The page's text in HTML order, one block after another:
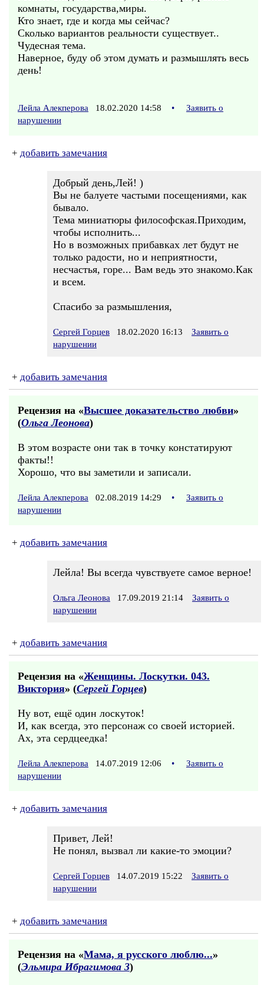
комнаты, государства,миры.
Кто знает, где и когда мы сейчас?
Сколько вариантов реальности существует..
Чудесная тема.
Наверное, буду об этом думать и размышлять весь
день!
Лейла Алекперова 18.02.2020 14:58 •
Заявить о
нарушении
+ добавить замечания
Добрый день,Лей! )
Вы не балуете частыми посещениями, как
бывало.
Тема миниатюры философская.Приходим,
чтобы исполнить...
Но в возможных прибавках лет будут не
только радости, но и неприятности,
несчастья, горе... Вам ведь это знакомо.Как
и всем.
Спасибо за размышления,
Сергей Горцев 18.02.2020 16:13
Заявить о
нарушении
+ добавить замечания
Рецензия на «Высшее доказательство любви»
(Ольга Леонова)
В этом возрасте они так в точку констатируют
факты!!
Хорошо, что вы заметили и записали.
Лейла Алекперова 02.08.2019 14:29 •
Заявить о
нарушении
+ добавить замечания
Лейла! Вы всегда чувствуете самое верное!
Ольга Леонова 17.09.2019 21:14
Заявить о
нарушении
+ добавить замечания
Рецензия на «Женщины. Лоскутки. 043.
Виктория» (Сергей Горцев)
Ну вот, ещё один лоскуток!
И, как всегда, это персонаж со своей историей.
Ах, эта сердцеедка!
Лейла Алекперова 14.07.2019 12:06 •
Заявить о
нарушении
+ добавить замечания
Привет, Лей!
Не понял, вызвал ли какие-то эмоции?
Сергей Горцев 14.07.2019 15:22
Заявить о
нарушении
+ добавить замечания
Рецензия на «Мама, я русского люблю...»
(Эльмира Ибрагимова 3)